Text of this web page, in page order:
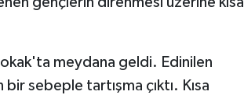
meydana geldi. Edinilen
sebeple tartışma çıktı. Kısa